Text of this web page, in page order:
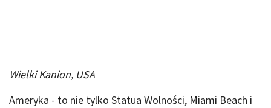
Wielki Kanion, USA
Ameryka - to nie tylko Statua Wolności, Miami Beach i